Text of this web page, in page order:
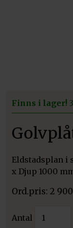
Finns i lager!
Eldstadsplan i
x Djup 1000
2 900
Antal
1250x1000